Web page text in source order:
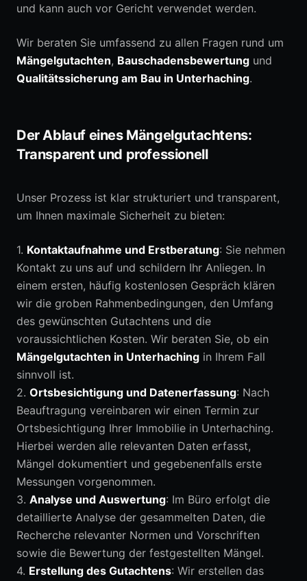
und kann auch vor Gericht verwendet werden.
Wir beraten Sie umfassend zu allen Fragen rund um
Mängelgutachten, Bauschadensbewertung und
Qualitätssicherung am Bau in Unterhaching.
Der Ablauf eines Mängelgutachtens:
Transparent und professionell
Unser Prozess ist klar strukturiert und transparent,
um Ihnen maximale Sicherheit zu bieten:
1. Kontaktaufnahme und Erstberatung: Sie nehmen
Kontakt zu uns auf und schildern Ihr Anliegen. In
einem ersten, häufig kostenlosen Gespräch klären
wir die groben Rahmenbedingungen, den Umfang
des gewünschten Gutachtens und die
voraussichtlichen Kosten. Wir beraten Sie, ob ein
Mängelgutachten in Unterhaching in Ihrem Fall
sinnvoll ist.
2. Ortsbesichtigung und Datenerfassung: Nach
Beauftragung vereinbaren wir einen Termin zur
Ortsbesichtigung Ihrer Immobilie in Unterhaching.
Hierbei werden alle relevanten Daten erfasst,
Mängel dokumentiert und gegebenenfalls erste
Messungen vorgenommen.
3. Analyse und Auswertung: Im Büro erfolgt die
detaillierte Analyse der gesammelten Daten, die
Recherche relevanter Normen und Vorschriften
sowie die Bewertung der festgestellten Mängel.
4. Erstellung des Gutachtens: Wir erstellen das